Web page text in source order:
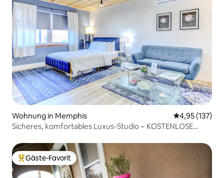
Wohnung in Memphis
4,95 (137)
Sicheres, komfortables Luxus-Studio ~ KOSTENLOSE
Beliebter Gäste-Favorit.
Gäste-Favorit